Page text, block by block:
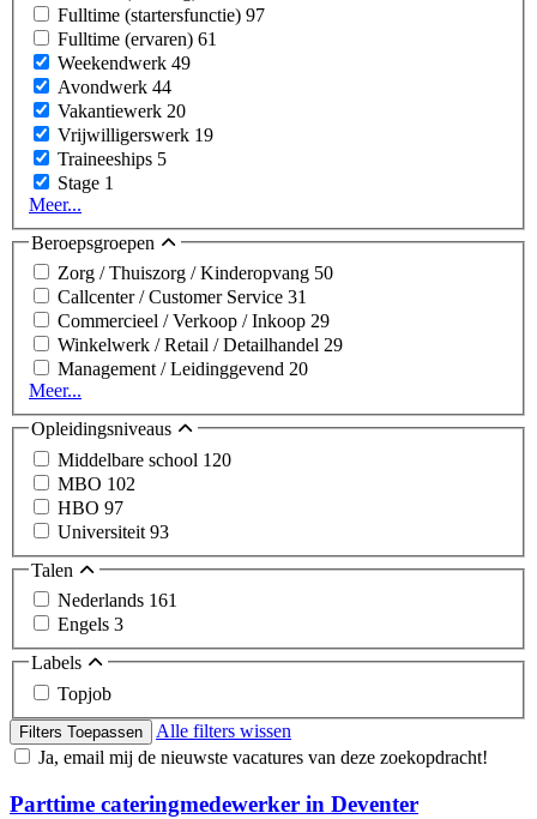
Fulltime (startersfunctie) 97
Fulltime (ervaren) 61
Weekendwerk 49
Avondwerk 44
Vakantiewerk 20
Vrijwilligerswerk 19
Traineeships 5
Stage 1
Meer...
Beroepsgroepen
Zorg / Thuiszorg / Kinderopvang 50
Callcenter / Customer Service 31
Commercieel / Verkoop / Inkoop 29
Winkelwerk / Retail / Detailhandel 29
Management / Leidinggevend 20
Meer...
Opleidingsniveaus
Middelbare school 120
MBO 102
HBO 97
Universiteit 93
Talen
Nederlands 161
Engels 3
Labels
Topjob
Filters Toepassen
Alle filters wissen
Ja, email mij de nieuwste vacatures van deze zoekopdracht!
Parttime cateringmedewerker in Deventer